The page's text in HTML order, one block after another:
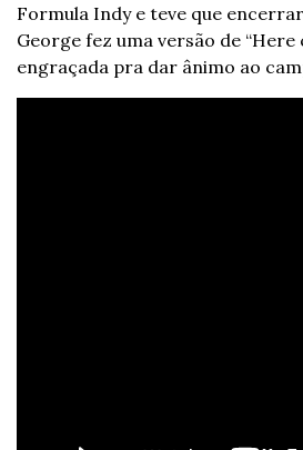
Formula Indy e teve que
George fez uma versão de “Here
engraçada pra dar ânimo ao